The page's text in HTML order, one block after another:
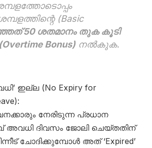
(Basic
50 ശതമാനം തുക കൂടി
Bonus) നൽകുക.
ഇല്ല (No Expiry for
നേരിടുന്ന പ്രധാന
അവധി ദിവസം ജോലി ചെയ്തതിന്
ചോദിക്കുമ്പോൾ അത് ‘Expired’